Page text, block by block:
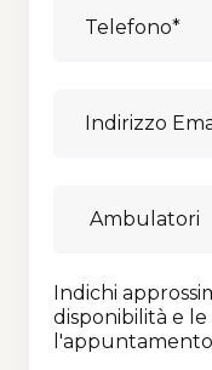
Indichi
disponibilità e